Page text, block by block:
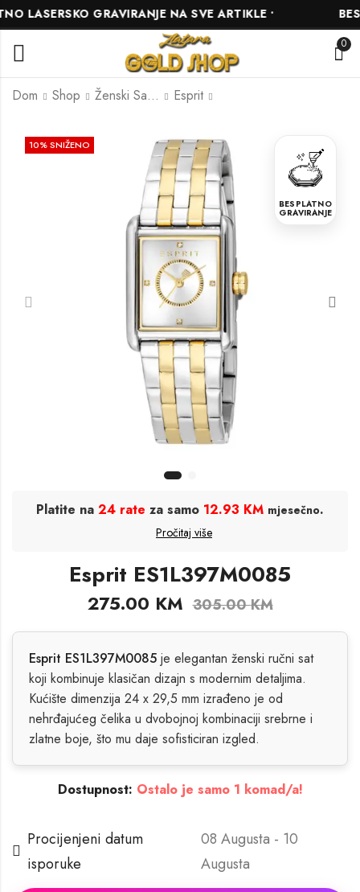
GRAVIRANJE NA SVE ARTIKLE •
0
Dom Shop Ženski Satovi Esprit
Esprit
ES1L407M0045
275.00
305.00 KM
ES1L263M0055
216.00 KM
KM
10% SNIŽENO
BESPLATNO
GRAVIRANJE
Platite na 24 rate za samo 12.93 KM mjesečno.
Pročitaj više
Esprit ES1L397M0085
275.00 KM 305.00KM
Esprit ES1L397M0085 je elegantan ženski ručni sat
koji kombinuje klasičan dizajn s modernim detaljima.
Kućište dimenzija 24 x 29,5 mm izrađeno je od
nehrđajućeg čelika u dvobojnoj kombinaciji srebrne i
zlatne boje, što mu daje sofisticiran izgled.
Dostupnost: Ostalo je samo 1 komad/a!
Procijenjeni datum
isporuke
08 Augusta - 10
Augusta